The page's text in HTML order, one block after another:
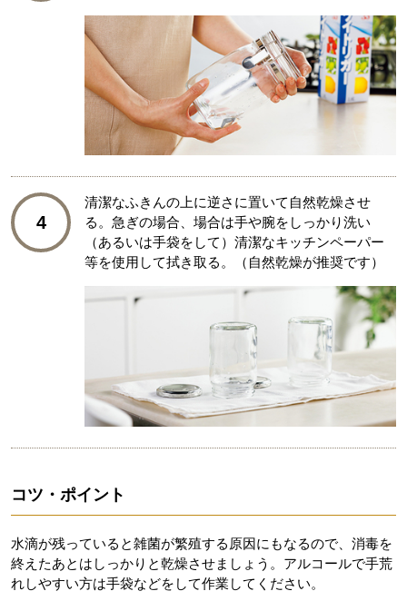
4
清潔なふきんの上に逆さに置いて自然乾燥させ
る。急ぎの場合、場合は手や腕をしっかり洗い
（あるいは手袋をして）清潔なキッチンペーパー
等を使用して拭き取る。（自然乾燥が推奨です）
コツ・ポイント
水滴が残っていると雑菌が繁殖する原因にもなるので、消毒を
終えたあとはしっかりと乾燥させましょう。アルコールで手荒
れしやすい方は手袋などをして作業してください。